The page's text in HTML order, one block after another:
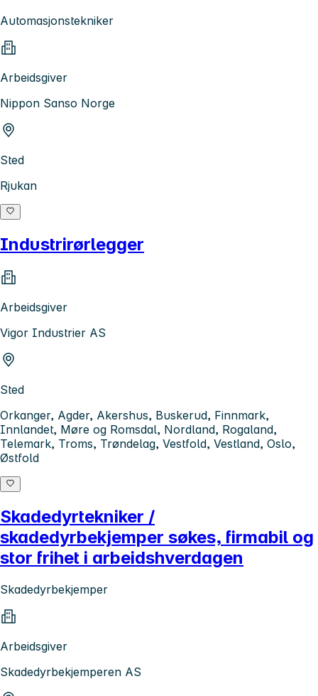
Automasjonstekniker
Arbeidsgiver
Nippon Sanso Norge
Sted
Rjukan
Industrirørlegger
Arbeidsgiver
Vigor Industrier AS
Sted
Orkanger, Agder, Akershus, Buskerud, Finnmark,
Innlandet, Møre og Romsdal, Nordland, Rogaland,
Telemark, Troms, Trøndelag, Vestfold, Vestland, Oslo,
Østfold
Skadedyrtekniker /
skadedyrbekjemper søkes, firmabil og
stor frihet i arbeidshverdagen
Skadedyrbekjemper
Arbeidsgiver
Skadedyrbekjemperen AS